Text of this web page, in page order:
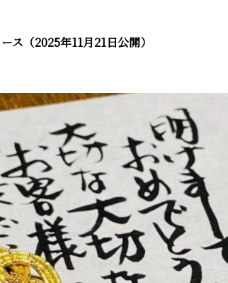
ス（2025年11月21日公開）